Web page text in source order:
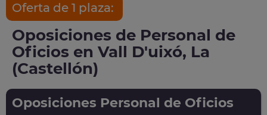
Oferta de 1 plaza:
Oposiciones de Personal de
Oficios en Vall D'uixó, La
(Castellón)
Oposiciones Personal de Oficios